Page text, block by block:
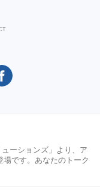
ーションズ」より、ア
です。あなたのトーク